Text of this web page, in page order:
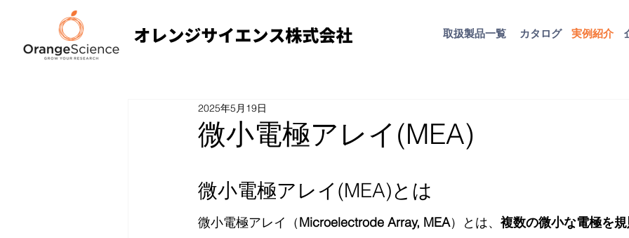
取扱​製品一覧 ​実例紹介
カタログ
微小電極アレイ(MEA)
2025年5月19日
微小電極アレイ(MEA)とは
微小電極アレイ（Microelectrode Array, MEA）とは、 複数の微小な電極を